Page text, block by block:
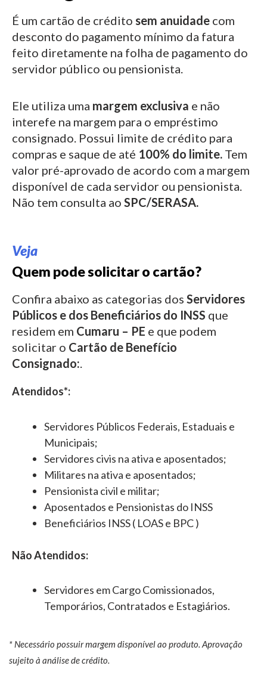
É um cartão de crédito sem anuidade com
desconto do pagamento mínimo da fatura
feito diretamente na folha de pagamento do
servidor público ou pensionista.
Ele utiliza uma margem exclusiva e não
interefe na margem para o empréstimo
consignado. Possui limite de crédito para
compras e saque de até 100% do limite. Tem
valor pré-aprovado de acordo com a margem
disponível de cada servidor ou pensionista.
Não tem consulta ao SPC/SERASA.
Veja
Quem pode solicitar o cartão?
Confira abaixo as categorias dos Servidores
Públicos e dos Beneficiários do INSS que
residem em Cumaru – PE e que podem
solicitar o Cartão de Benefício
Consignado:.
Atendidos*:
Servidores Públicos Federais, Estaduais e
Municipais;
Servidores civis na ativa e aposentados;
Militares na ativa e aposentados;
Pensionista civil e militar;
Aposentados e Pensionistas do INSS
Beneficiários INSS ( LOAS e BPC )
Não Atendidos:
Servidores em Cargo Comissionados,
Temporários, Contratados e Estagiários.
* Necessário possuir margem disponível ao produto. Aprovação
sujeito à análise de crédito.